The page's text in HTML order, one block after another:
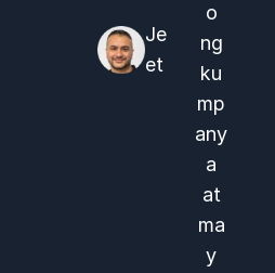
Je
et
o
ng
ku
mp
any
a
at
ma
y